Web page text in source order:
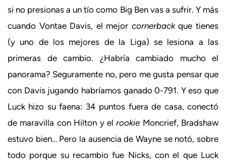
si no presionas a un tío como Big Ben vas a sufrir. Y más
cuando Vontae Davis, el mejor cornerbackque tienes
(y uno de los mejores de la Liga) se lesiona a las
primeras de cambio. ¿Habría cambiado mucho el
panorama? Seguramente no, pero me gusta pensar que
con Davis jugando habríamos ganado 0-791. Y eso que
Luck hizo su faena: 34 puntos fuera de casa, conectó
de maravilla con Hilton y elrookie Moncrief, Bradshaw
estuvo bien… Pero la ausencia de Wayne se notó, sobre
todo porque su recambio fue Nicks, con el que Luck